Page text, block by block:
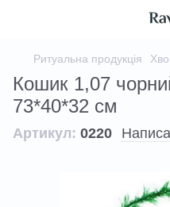
Ритуальна продукція
Кошик 1,07
73*40*32 см
Артикул: 0220